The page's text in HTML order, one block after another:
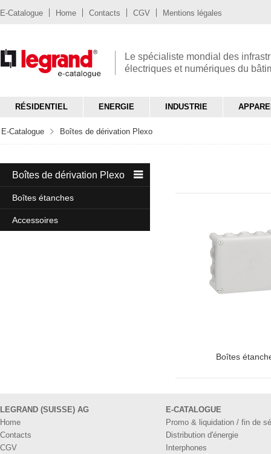
E-Catalogue Home Contacts CGV Mentions légales
Le spécialiste mondial des
électriques et numériques du
RÉSIDENTIEL ENERGIE INDUSTRIE
E-Catalogue Boîtes de dérivation Plexo
Boîtes de dérivation Plexo
Boîtes étanches
Accessoires
Boîtes
LEGRAND (SUISSE) AG
Home
Contacts
CGV
E-CATALOGUE
Promo & liquidation / fin de
Distribution d'énergie
Interphones